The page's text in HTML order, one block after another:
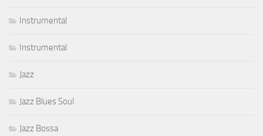
Instrumental
Instrumental
Jazz
Jazz Blues Soul
Jazz Bossa